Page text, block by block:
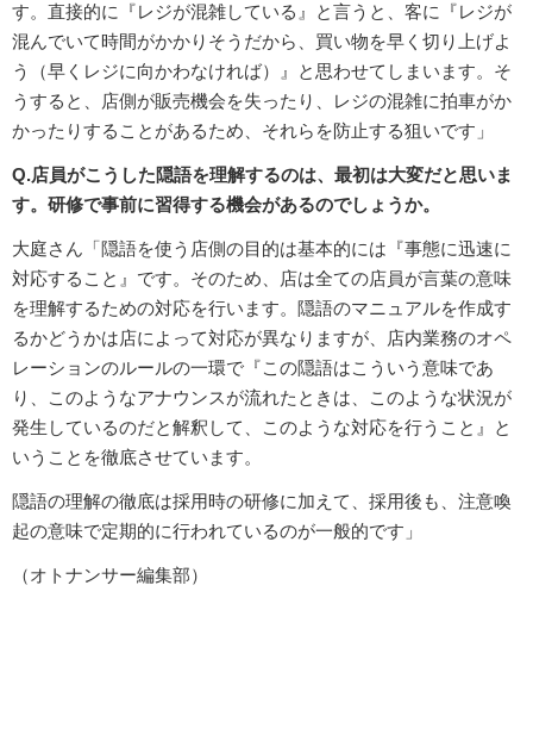
す。直接的に『レジが混雑している』と言うと、客に『レジが
混んでいて時間がかかりそうだから、買い物を早く切り上げよ
う（早くレジに向かわなければ）』と思わせてしまいます。そ
うすると、店側が販売機会を失ったり、レジの混雑に拍車がか
かったりすることがあるため、それらを防止する狙いです」
Q.店員がこうした隠語を理解するのは、最初は大変だと思いま
す。研修で事前に習得する機会があるのでしょうか。
大庭さん「隠語を使う店側の目的は基本的には『事態に迅速に
対応すること』です。そのため、店は全ての店員が言葉の意味
を理解するための対応を行います。隠語のマニュアルを作成す
るかどうかは店によって対応が異なりますが、店内業務のオペ
レーションのルールの一環で『この隠語はこういう意味であ
り、このようなアナウンスが流れたときは、このような状況が
発生しているのだと解釈して、このような対応を行うこと』と
いうことを徹底させています。
隠語の理解の徹底は採用時の研修に加えて、採用後も、注意喚
起の意味で定期的に行われているのが一般的です」
（オトナンサー編集部）